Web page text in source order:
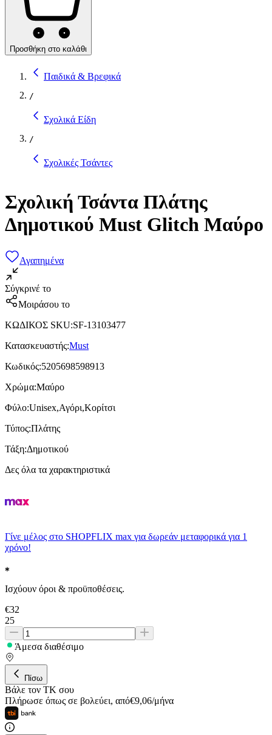
Προσθήκη στο καλάθι
Παιδικά & Βρεφικά
/
Σχολικά Είδη
/
Σχολικές Τσάντες
Σχολική Τσάντα Πλάτης
Δημοτικού Must Glitch Μαύρο
Αγαπημένα
Σύγκρινέ το
Μοιράσου το
ΚΩΔΙΚΟΣ SKU:SF-13103477
Κατασκευαστής:Must
Κωδικός:5205698598913
Χρώμα:Μαύρο
Φύλο:Unisex,Αγόρι,Κορίτσι
Τύπος:Πλάτης
Τάξη:Δημοτικού
Δες όλα τα χαρακτηριστικά
Γίνε μέλος στο SHOPFLIX max για δωρεάν μεταφορικά για 1
χρόνο!
Ισχύουν όροι & προϋποθέσεις.
€32
25
Άμεσα διαθέσιμο
Πίσω
Βάλε τον ΤΚ σου
Πλήρωσε όπως σε βολεύει, από€9,06/μήνα